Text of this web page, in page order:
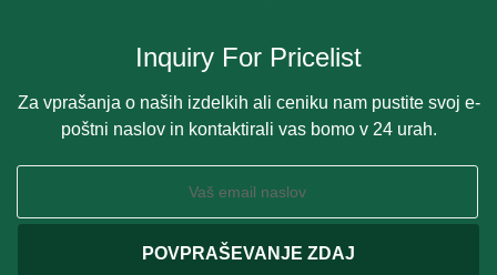
Inquiry For Pricelist
Za vprašanja o naših izdelkih ali ceniku nam pustite svoj e-
poštni naslov in kontaktirali vas bomo v 24 urah.